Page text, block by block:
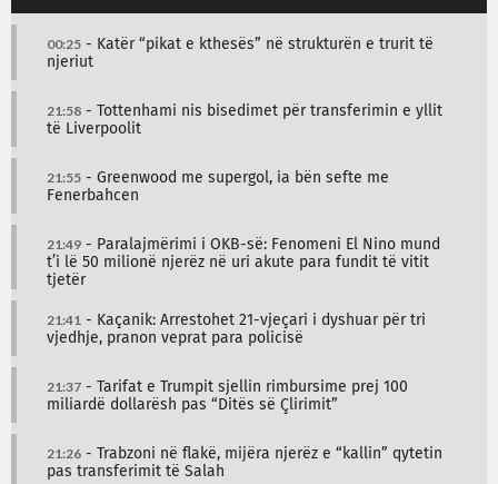
00:25 - Katër “pikat e kthesës” në strukturën e trurit të
njeriut
21:58 - Tottenhami nis bisedimet për transferimin e yllit
të Liverpoolit
21:55 - Greenwood me supergol, ia bën sefte me
Fenerbahcen
21:49 - Paralajmërimi i OKB-së: Fenomeni El Nino mund
t’i lë 50 milionë njerëz në uri akute para fundit të vitit
tjetër
21:41 - Kaçanik: Arrestohet 21-vjeçari i dyshuar për tri
vjedhje, pranon veprat para policisë
21:37 - Tarifat e Trumpit sjellin rimbursime prej 100
miliardë dollarësh pas “Ditës së Çlirimit”
21:26 - Trabzoni në flakë, mijëra njerëz e “kallin” qytetin
pas transferimit të Salah